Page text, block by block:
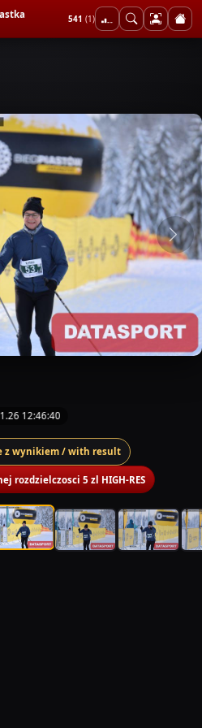
541 (1)
12:46:40
z wynikiem / with result
rozdzielczosci 5 zl HIGH-RES